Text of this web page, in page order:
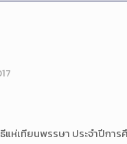
แห่เทียนพรรษา ประจำปี